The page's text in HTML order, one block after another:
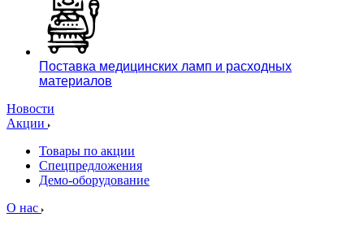
Поставка медицинских ламп и расходных
материалов
Новости
Акции
Товары по акции
Спецпредложения
Демо-оборудование
О нас